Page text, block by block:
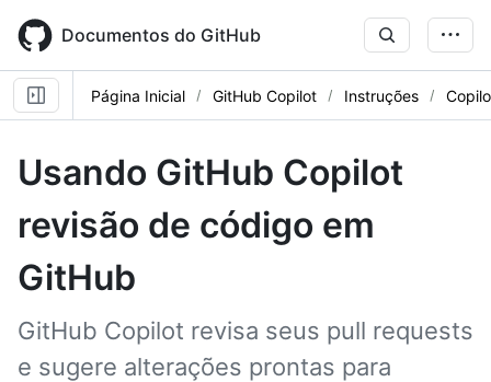
main
content
Documentos do GitHub
Página Inicial GitHub Copilot Instruções
Usando GitHub Copilot
revisão de código em
GitHub
GitHub Copilot revisa seus pull requests
e sugere alterações prontas para